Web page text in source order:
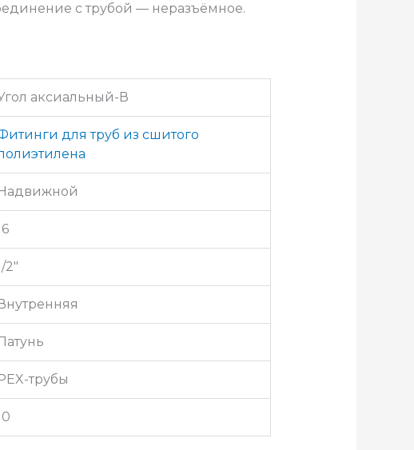
с трубой — неразъёмное.
аксиальный-В
для труб из сшитого
Надвижной
2″
Внутренняя
PEX-трубы